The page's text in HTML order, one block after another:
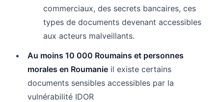
commerciaux, des secrets bancaires, ces
types de documents devenant accessibles
aux acteurs malveillants.
Au moins 10 000 Roumains et personnes
morales en Roumanie il existe certains
documents sensibles accessibles par la
vulnérabilité IDOR